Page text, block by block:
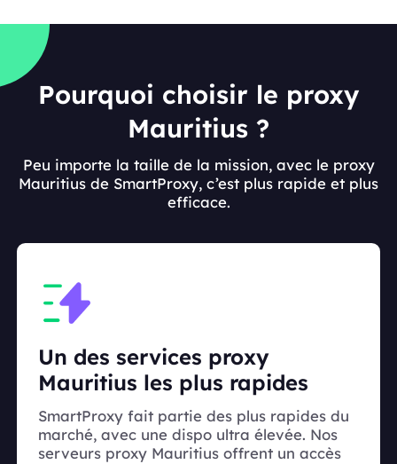
Pourquoi choisir le proxy
Mauritius ?
Peu importe la taille de la mission, avec le proxy
Mauritius de SmartProxy, c’est plus rapide et plus
efficace.
Un des services proxy
Mauritius les plus rapides
SmartProxy fait partie des plus rapides du
marché, avec une dispo ultra élevée. Nos
serveurs proxy Mauritius offrent un accès